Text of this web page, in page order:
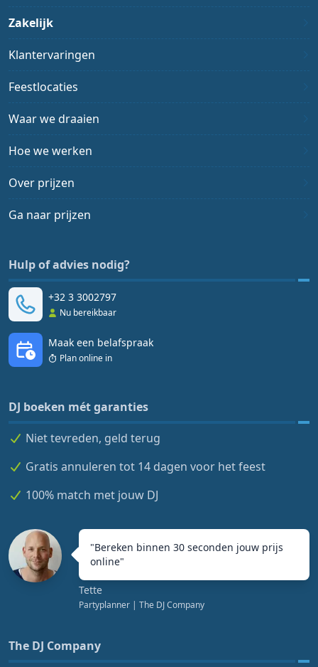
Zakelijk
Klantervaringen
Feestlocaties
Waar we draaien
Hoe we werken
Over prijzen
Ga naar prijzen
Hulp of advies nodig?
+32 3 3002797
Nu bereikbaar
Maak een belafspraak
Plan online in
DJ boeken mét garanties
Niet tevreden, geld terug
Gratis annuleren tot 14 dagen voor het feest
100% match met jouw DJ
"Bereken binnen 30 seconden jouw prijs
online"
Tette
Partyplanner | The DJ Company
The DJ Company